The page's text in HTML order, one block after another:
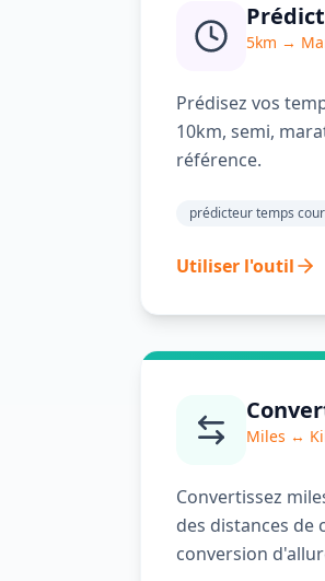
5km →
Prédisez vos
10km, semi,
référence.
prédicteur temps
Utiliser l'outil
Miles ↔
Convertissez
des distances de
conversion